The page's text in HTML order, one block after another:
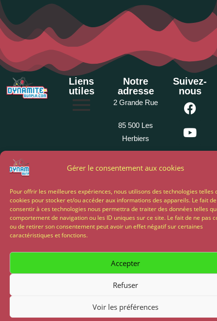
Gérer le consentement aux cookies
Pour offrir les meilleures expériences, nous utilisons des technologies telles
cookies pour stocker et/ou accéder aux informations des appareils. Le fait de
consentir à ces technologies nous permettra de traiter des données telles
comportement de navigation ou les ID uniques sur ce site. Le fait de ne pas
ou de retirer son consentement peut avoir un effet négatif sur certaines
caractéristiques et fonctions.
Accepter
Refuser
Voir les préférences
Liens
utiles
Notre
adresse
2 Grande Rue
85 500 Les
Herbiers
Suivez-
nous
Propulsé par My Chocom